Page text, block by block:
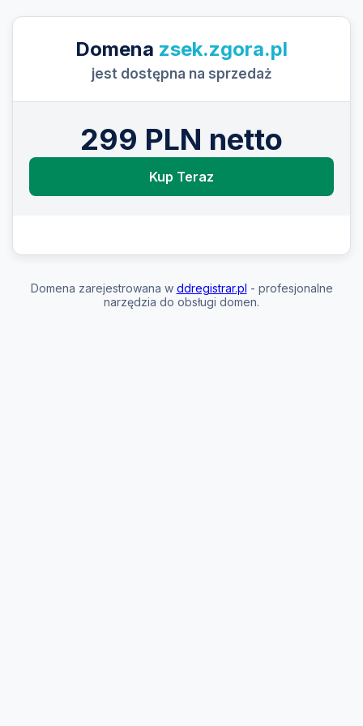
Domena zsek.zgora.pl
jest dostępna na sprzedaż
299 PLN netto
Kup Teraz
Domena zarejestrowana w ddregistrar.pl - profesjonalne
narzędzia do obsługi domen.